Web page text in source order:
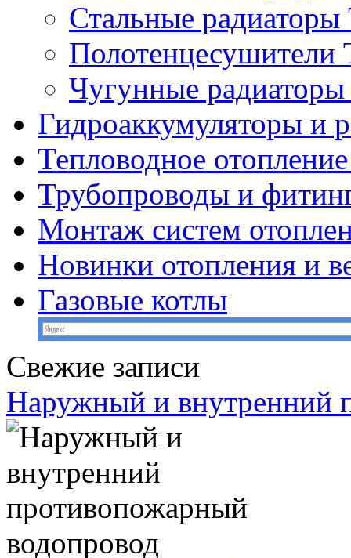
Стальные
Чугунные
Гидроаккумуляторы и
Тепловодное
Трубопроводы и
Монтаж систем
Новинки отопления и
Газовые котлы
Свежие записи
Наружный и внутренний